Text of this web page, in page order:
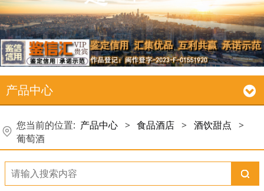
产品中心
您当前的位置: 产品中心 > 食品酒店 > 酒饮甜点 >
葡萄酒